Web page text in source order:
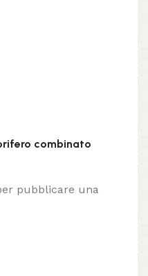
combinato
pubblicare una